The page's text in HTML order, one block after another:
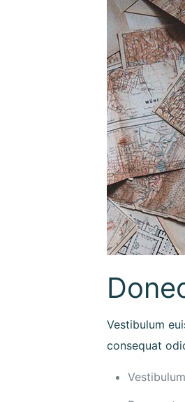
Vestibulum
consequat